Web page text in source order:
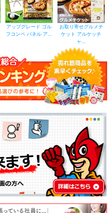
アップグレード ゴル
フコンペ パネル ア...
お取り寄せグルメチ
ケット アルケッチ
ャ...